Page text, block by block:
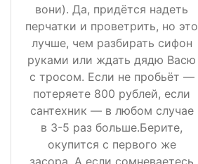
вони). Да, придётся надеть
перчатки и проветрить, но это
лучше, чем разбирать сифон
руками или ждать дядю Васю
с тросом. Если не пробьёт —
потеряете 800 рублей, если
сантехник — в любом случае
в 3-5 раз больше.Берите,
окупится с первого же
засора. А если сомневаетесь